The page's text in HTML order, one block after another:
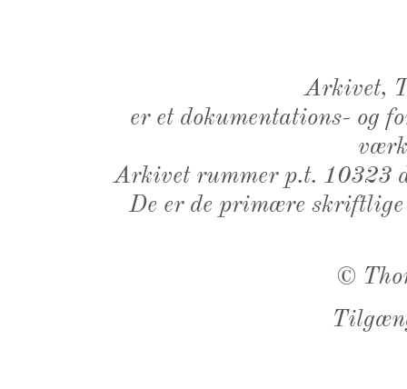
Arkivet,
er et dokumentations- og
Arkivet rummer p.t. 10323
De er de primære
©